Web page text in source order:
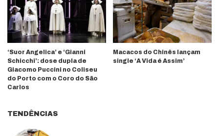
‘Suor Angelica’ e ‘Gianni
Schicchi’: dose dupla de
Giacomo Puccini no Coliseu
do Porto com o Coro do São
Carlos
Macacos do Chinês lançam
single ‘A Vida é Assim’
TENDÊNCIAS